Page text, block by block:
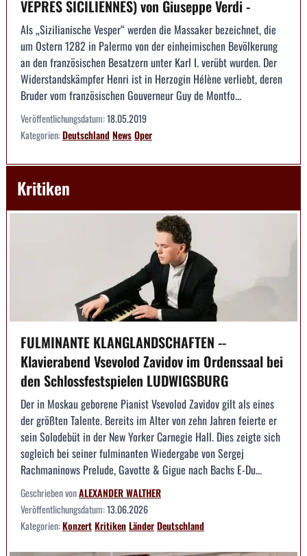
VÊPRES SICILIENNES) von Giuseppe Verdi -
Als „Sizilianische Vesper“ werden die Massaker bezeichnet, die
um Ostern 1282 in Palermo von der einheimischen Bevölkerung
an den französischen Besatzern unter Karl I. verübt wurden. Der
Widerstandskämpfer Henri ist in Herzogin Hélène verliebt, deren
Bruder vom französischen Gouverneur Guy de Montfo...
Veröffentlichungsdatum:18.05.2019
Kategorien:DeutschlandNewsOper
Kritiken
FULMINANTE KLANGLANDSCHAFTEN --
Klavierabend Vsevolod Zavidov im Ordenssaal bei
den Schlossfestspielen LUDWIGSBURG
Der in Moskau geborene Pianist Vsevolod Zavidov gilt als eines
der größten Talente. Bereits im Alter von zehn Jahren feierte er
sein Solodebüt in der New Yorker Carnegie Hall. Dies zeigte sich
sogleich bei seiner fulminanten Wiedergabe von Sergej
Rachmaninows Prelude, Gavotte & Gigue nach Bachs E-Du...
Geschrieben vonALEXANDER WALTHER
Veröffentlichungsdatum:13.06.2026
Kategorien:KonzertKritikenLänderDeutschland